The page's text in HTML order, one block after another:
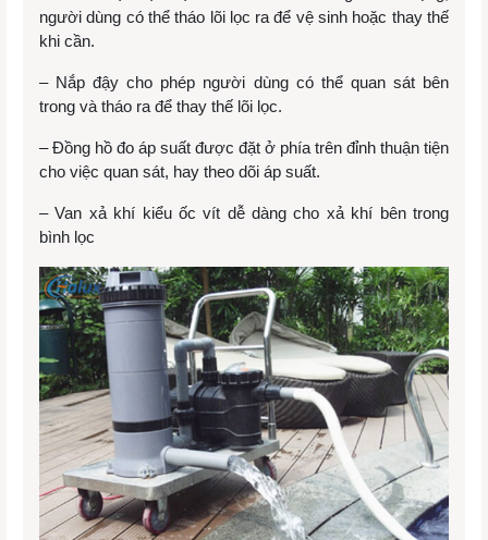
người dùng có thể tháo lõi lọc ra để vệ sinh hoặc thay thế
khi cần.
– Nắp đậy cho phép người dùng có thể quan sát bên
trong và tháo ra để thay thế lõi lọc.
– Đồng hồ đo áp suất được đặt ở phía trên đỉnh thuận tiện
cho việc quan sát, hay theo dõi áp suất.
– Van xả khí kiểu ốc vít dễ dàng cho xả khí bên trong
bình lọc